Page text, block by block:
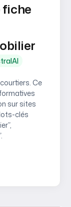
fiche
Ce
sur sites
clés